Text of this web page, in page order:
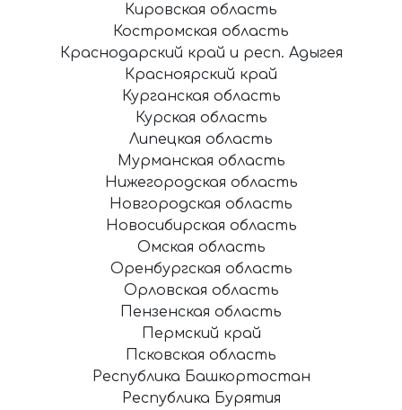
Кировская область
Костромская область
Краснодарский край и респ. Адыгея
Красноярский край
Курганская область
Курская область
Липецкая область
Мурманская область
Нижегородская область
Новгородская область
Новосибирская область
Омская область
Оренбургская область
Орловская область
Пензенская область
Пермский край
Псковская область
Республика Башкортостан
Республика Бурятия